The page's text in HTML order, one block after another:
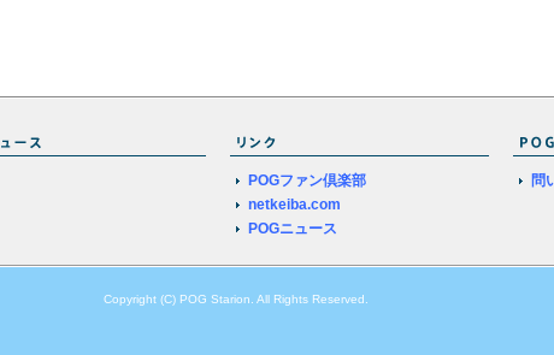
POGファン倶楽部
netkeiba.com
POGニュース
問
Copyright (C) POG Starion. All Rights Reserved.